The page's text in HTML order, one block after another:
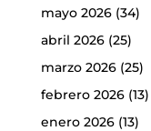
mayo 2026(34)
abril 2026(25)
marzo 2026(25)
febrero 2026(13)
enero 2026(13)